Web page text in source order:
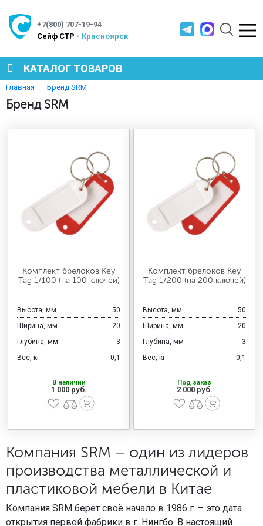
+7(800) 707-19-94
Cейф СТР - Красноярск
КАТАЛОГ ТОВАРОВ
СЕЙФЫ
МЕТАЛЛИЧЕСКИЕ СТЕЛЛАЖИ
ПРОИЗВОДСТВЕННАЯ МЕБЕЛЬ
МЕДИЦИНСКАЯ МЕБЕЛЬ
СИСТЕМЫ ХРАНЕНИЯ
ОФИСНАЯ МЕБЕЛЬ
МЕБЕЛЬ ДЛЯ ДОМА
СТАЛЬНЫЕ ДВЕРИ
Главная Бренд SRM
Бренд SRM
Комплект брелоков Key
Tag 1/100 (на 100 ключей)
Высота, мм
50
Ширина, мм
20
Глубина, мм
3
Вес, кг
0,1
В наличии
1 000 руб.
Комплект брелоков Key
Tag 1/200 (на 200 ключей)
Высота, мм
50
Ширина, мм
20
Глубина, мм
3
Вес, кг
0,1
Под заказ
2 000 руб.
Компания SRM – один из лидеров
производства металлической и
пластиковой мебели в Китае
Компания SRM берет своё начало в 1986 г. – это дата
открытия первой фабрики в г. Нингбо. В настоящий